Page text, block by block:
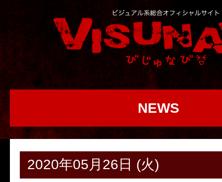
NEWS
2020年05月26日 (火)